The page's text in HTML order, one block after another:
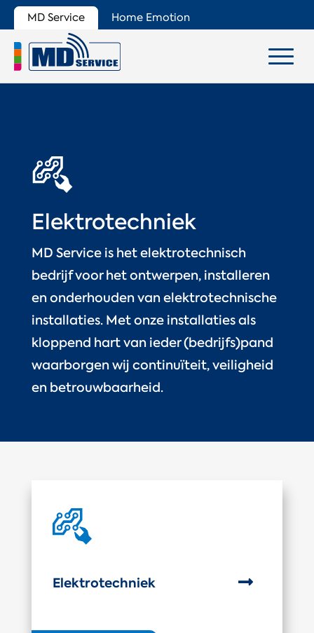
MD Service Home Emotion
Elektrotechniek
MD Service is het elektrotechnisch
bedrijf voor het ontwerpen, installeren
en onderhouden van elektrotechnische
installaties. Met onze installaties als
kloppend hart van ieder (bedrijfs)pand
waarborgen wij continuïteit, veiligheid
en betrouwbaarheid.

Elektrotechniek